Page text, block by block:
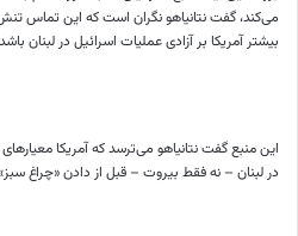
می‌کند، گفت نتانیاهو نگران است که این تماس
بیشتر آمریکا بر آزادی عملیات اسرائیل در لبنان
این منبع گفت نتانیاهو می‌ترسد که آمریکا
در لبنان – نه فقط بیروت – قبل از دادن «چراغ